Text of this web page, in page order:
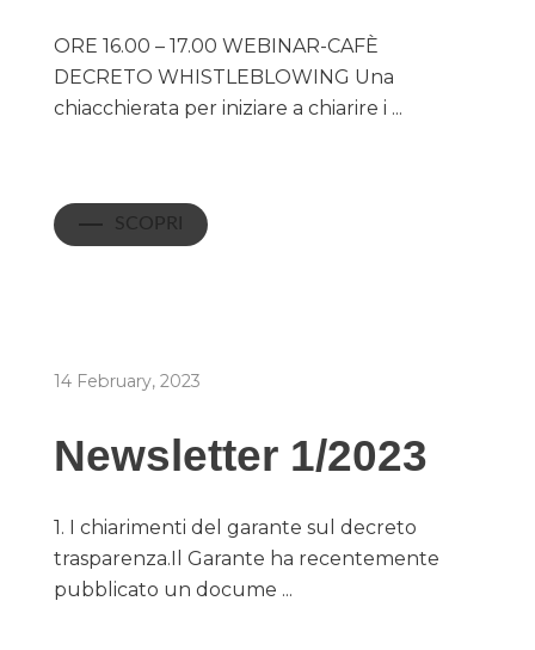
ORE 16.00 – 17.00 WEBINAR-CAFÈ
DECRETO WHISTLEBLOWING Una
chiacchierata per iniziare a chiarire i ...
SCOPRI
14 February, 2023
Newsletter 1/2023
1. I chiarimenti del garante sul decreto
trasparenza.Il Garante ha recentemente
pubblicato un docume ...